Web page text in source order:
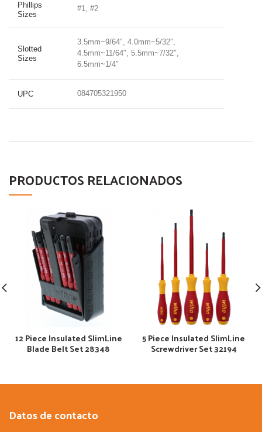
Phillips
Sizes
#1, #2
Slotted
Sizes
3.5mm~9/64″, 4.0mm~5/32″,
4.5mm~11/64″, 5.5mm~7/32″,
6.5mm~1/4″
UPC 084705321950
PRODUCTOS RELACIONADOS
12 Piece Insulated SlimLine
Blade Belt Set 28348
5 Piece Insulated SlimLine
Screwdriver Set 32194
Datos de contacto